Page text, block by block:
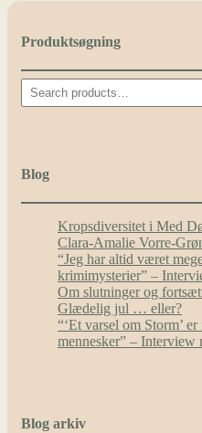
Produktsøgning
Search
Blog
Kropsdiversitet i Med
Clara-Amalie Vorre-
“Jeg har altid været
krimimysterier” –
Om slutninger og
Glædelig jul … eller?
“‘Et varsel om Storm’
mennesker” –
Blog arkiv